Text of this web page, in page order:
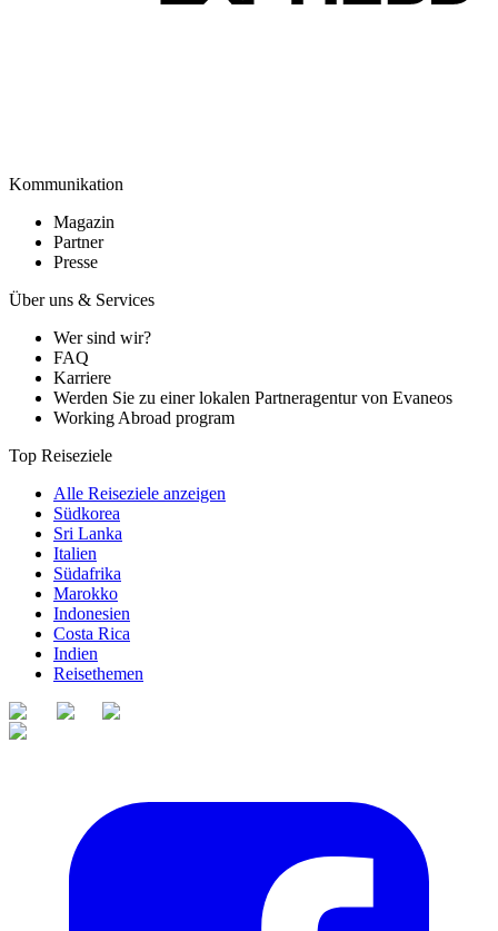
Kommunikation
Magazin
Partner
Presse
Über uns & Services
Wer sind wir?
FAQ
Karriere
Werden Sie zu einer lokalen Partneragentur von Evaneos
Working Abroad program
Top Reiseziele
Alle Reiseziele anzeigen
Südkorea
Sri Lanka
Italien
Südafrika
Marokko
Indonesien
Costa Rica
Indien
Reisethemen